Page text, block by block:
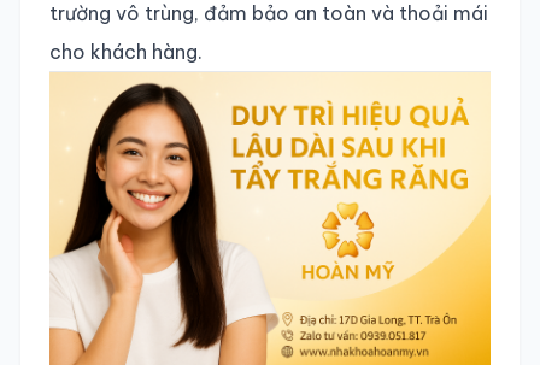
trường vô trùng, đảm bảo an toàn và thoải mái
cho khách hàng.